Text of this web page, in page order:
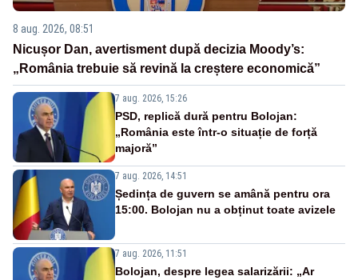
8 aug. 2026, 08:51
Nicușor Dan, avertisment după decizia Moody’s:
„România trebuie să revină la creștere economică”
7 aug. 2026, 15:26
PSD, replică dură pentru Bolojan:
„România este într-o situație de forță
majoră”
7 aug. 2026, 14:51
Ședința de guvern se amână pentru ora
15:00. Bolojan nu a obținut toate avizele
7 aug. 2026, 11:51
Bolojan, despre legea salarizării: „Ar